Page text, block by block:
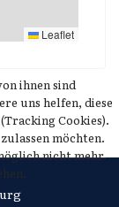
Leaflet
ihnen sind
uns helfen, diese
Cookies).
möchten.
nicht mehr